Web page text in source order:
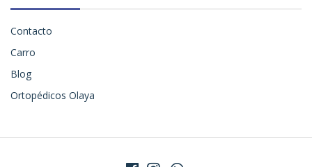
Contacto
Carro
Blog
Ortopédicos Olaya